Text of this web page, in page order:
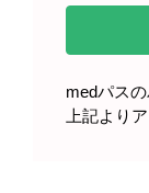
medパス
上記より